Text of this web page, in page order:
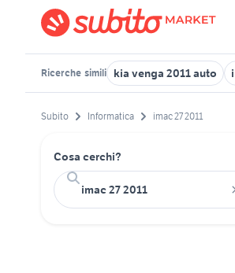
Ricerche simili kia venga 2011 auto
Subito Informatica imac 27 2011
Cosa cerchi?